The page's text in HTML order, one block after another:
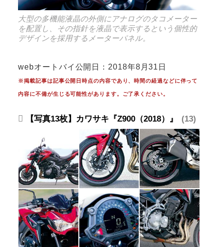
大型の多機能液晶の外側にアナログのタコメーター
を配置し、その指針を液晶で表示するという個性的
デザインを採用するメーターパネル。
webオートバイ公開日：2018年8月31日
※掲載記事は記事公開日時点の内容であり、時間の経過などに伴って
内容に不備が生じる可能性があります。ご了承ください。
【写真13枚】カワサキ『Z900（2018）』 13